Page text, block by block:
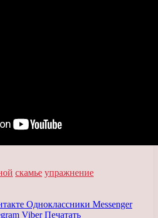
скамье упражнение
Одноклассники Messenger
Viber Печатать